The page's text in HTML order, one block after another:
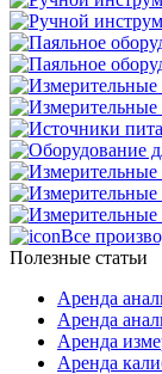
Все
Полезные статьи
Аренда
Аренда
Аренда
Аренда